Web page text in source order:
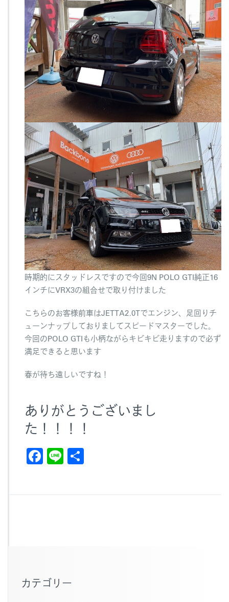
時期的にスタッドレスですので今回9N POLO GTI純正16
インチにVRX3の組合せで取り付けました
こちらのお客様前車はJETTA2.0Tでエンジン、足回りチ
ューンナップしておりましてスピードマスターでした。
今回のPOLO GTIも小柄ながらキビキビ走りますので必ず
満足できると思います
春が待ち遠しいですね！
ありがとうございまし
た！！！！
F Li
カテゴリー